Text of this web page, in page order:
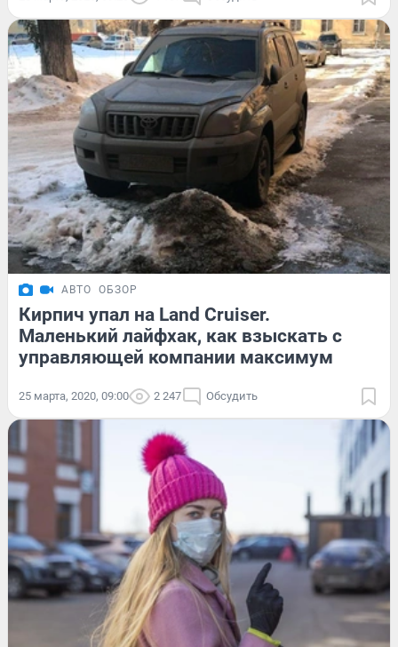
АВТО ОБЗОР
Кирпич упал на Land Cruiser.
Маленький лайфхак, как взыскать с
управляющей компании максимум
25 марта, 2020, 09:00 2 247 Обсудить